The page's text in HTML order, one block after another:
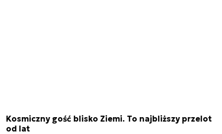
Kosmiczny gość blisko Ziemi. To najbliższy przelot
od lat